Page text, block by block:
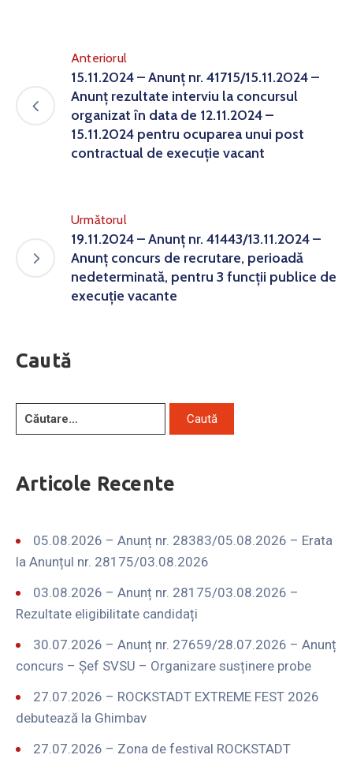
Anteriorul
15.11.2024 – Anunț nr. 41715/15.11.2024 –
Anunț rezultate interviu la concursul
organizat în data de 12.11.2024 –
15.11.2024 pentru ocuparea unui post
contractual de execuție vacant
Următorul
19.11.2024 – Anunț nr. 41443/13.11.2024 –
Anunț concurs de recrutare, perioadă
nedeterminată, pentru 3 funcții publice de
execuție vacante
Caută
Articole Recente
05.08.2026 – Anunț nr. 28383/05.08.2026 – Erata
la Anunțul nr. 28175/03.08.2026
03.08.2026 – Anunț nr. 28175/03.08.2026 –
Rezultate eligibilitate candidați
30.07.2026 – Anunț nr. 27659/28.07.2026 – Anunț
concurs – Șef SVSU – Organizare susținere probe
27.07.2026 – ROCKSTADT EXTREME FEST 2026
debutează la Ghimbav
27.07.2026 – Zona de festival ROCKSTADT